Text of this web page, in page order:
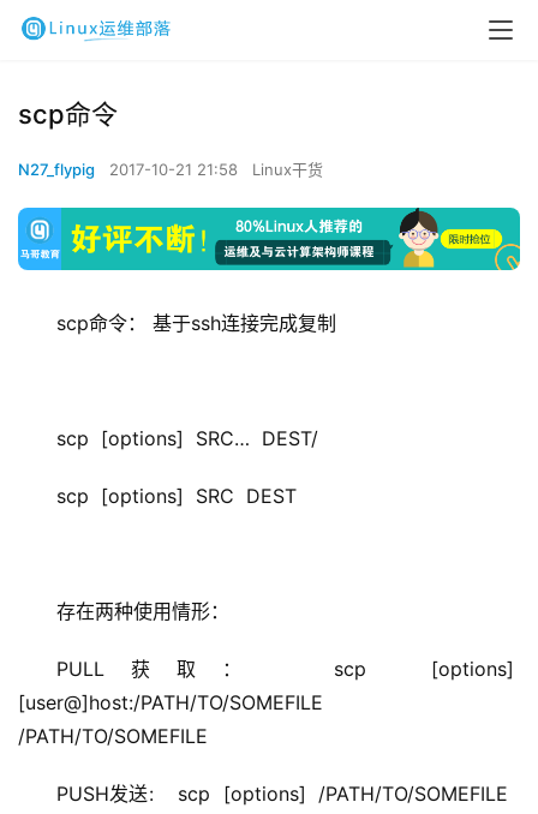
scp命令
N27_flypig 2017-10-21 21:58 Linux干货
scp命令： 基于ssh连接完成复制
scp  [options]  SRC…  DEST/
scp  [options]  SRC  DEST
存在两种使用情形：
PULL获取：  scp  [options]
[user@]host:/PATH/TO/SOMEFILE
/PATH/TO/SOMEFILE
PUSH发送:    scp  [options]  /PATH/TO/SOMEFILE